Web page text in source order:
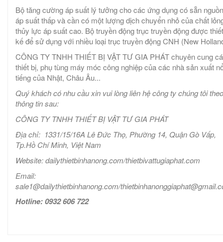
Bộ tăng cường áp suất lý tưởng cho các ứng dụng có sẵn nguồn
áp suất thấp và cần có một lượng dịch chuyển nhỏ của chất
thủy lực áp suất cao. Bộ truyền động trục truyền động được thiết
kế để sử dụng với nhiều loại trục truyền động CNH (New
CÔNG TY TNHH THIẾT BỊ VẬT TƯ GIA PHÁT chuyên cung
thiết bị, phụ tùng máy móc công nghiệp của các nhà sản xuất
tiếng của Nhật, Châu Âu...
Quý khách có nhu cầu xin vui lòng liên hệ công ty chúng tôi theo
thông tin sau:
CÔNG TY TNHH THIẾT BỊ VẬT TƯ GIA PHÁT
Địa chỉ: 1331/15/16A Lê Đức Thọ, Phường 14, Quận Gò Vấp,
Tp.Hồ Chí Minh, Việt Nam
Website: dailythietbinhanong.com/thietbivattugiaphat.com
Email:
sale1@dailythietbinhanong.com/
Hotline: 0932 606 722